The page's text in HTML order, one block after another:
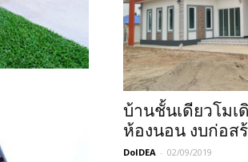
บ้านชั้นเดียวโมเ
ห้องนอน งบก่อส
DoIDEA - 02/09/2019